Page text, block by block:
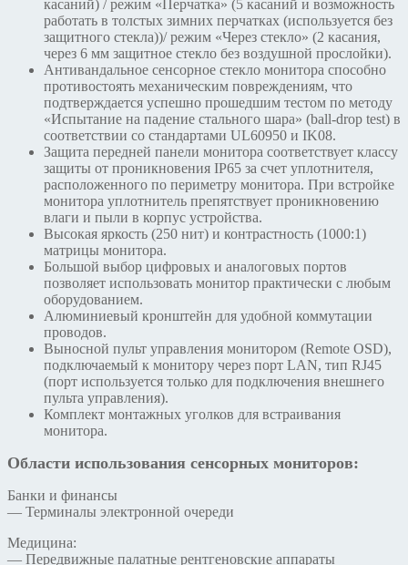
касаний) / режим «Перчатка» (5 касаний и возможность
работать в толстых зимних перчатках (используется без
защитного стекла))/ режим «Через стекло» (2 касания,
через 6 мм защитное стекло без воздушной прослойки).
Антивандальное сенсорное стекло монитора способно
противостоять механическим повреждениям, что
подтверждается успешно прошедшим тестом по методу
«Испытание на падение стального шара» (ball-drop test) в
соответствии со стандартами UL60950 и IK08.
Защита передней панели монитора соответствует классу
защиты от проникновения IP65 за счет уплотнителя,
расположенного по периметру монитора. При встройке
монитора уплотнитель препятствует проникновению
влаги и пыли в корпус устройства.
Высокая яркость (250 нит) и контрастность (1000:1)
матрицы монитора.
Большой выбор цифровых и аналоговых портов
позволяет использовать монитор практически с любым
оборудованием.
Алюминиевый кронштейн для удобной коммутации
проводов.
Выносной пульт управления монитором (Remote OSD),
подключаемый к монитору через порт LAN, тип RJ45
(порт используется только для подключения внешнего
пульта управления).
Комплект монтажных уголков для встраивания
монитора.
Области использования сенсорных мониторов:
Банки и финансы
— Терминалы электронной очереди
Медицина:
— Передвижные палатные рентгеновские аппараты